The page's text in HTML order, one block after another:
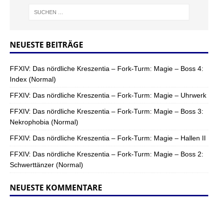
NEUESTE BEITRÄGE
FFXIV: Das nördliche Kreszentia – Fork-Turm: Magie – Boss 4:
Index (Normal)
FFXIV: Das nördliche Kreszentia – Fork-Turm: Magie – Uhrwerk
FFXIV: Das nördliche Kreszentia – Fork-Turm: Magie – Boss 3:
Nekrophobia (Normal)
FFXIV: Das nördliche Kreszentia – Fork-Turm: Magie – Hallen II
FFXIV: Das nördliche Kreszentia – Fork-Turm: Magie – Boss 2:
Schwerttänzer (Normal)
NEUESTE KOMMENTARE